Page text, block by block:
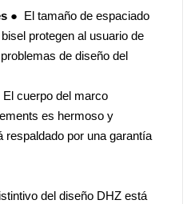
● El tamaño de espaciado
protegen al usuario de
de diseño del
cuerpo del marco
es hermoso y
respaldado por una garantía
del diseño DHZ está